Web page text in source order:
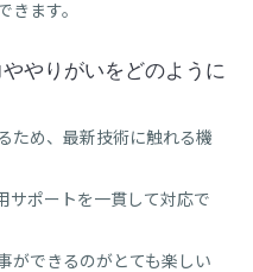
きます。
やりがいをどのように
ため、最新技術に触れる機
サポートを一貫して対応で
ができるのがとても楽しい